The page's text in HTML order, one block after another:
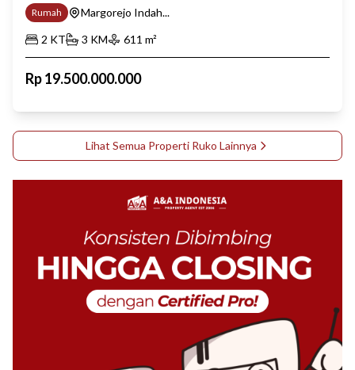
Rumah
Margorejo Indah...
2 KT 3 KM 611 m²
Rp19.500.000.000
Lihat Semua Properti Ruko Lainnya